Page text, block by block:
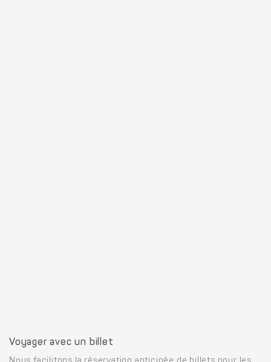
Voyager avec un billet